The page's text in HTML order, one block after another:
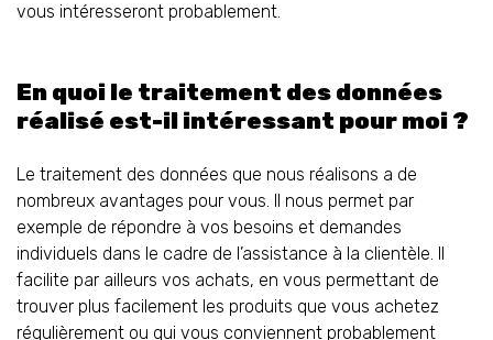
vous intéresseront probablement.
En quoi le traitement des données
réalisé est-il intéressant pour moi ?
Le traitement des données que nous réalisons a de
nombreux avantages pour vous. Il nous permet par
exemple de répondre à vos besoins et demandes
individuels dans le cadre de l’assistance à la clientèle. Il
facilite par ailleurs vos achats, en vous permettant de
trouver plus facilement les produits que vous achetez
régulièrement ou qui vous conviennent probablement